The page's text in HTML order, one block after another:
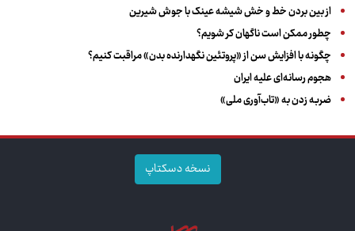
از بین بردن خط و خش شیشه عینک با جوش شیرین
چطور ممکن است ناگهان کر شویم؟
چگونه با افزایش سن از «پروتئین نگهدارنده بدن» مراقبت کنیم؟
هجوم رسانه‌ای علیه ایران
ضربه زدن به «تاب‌آوری ملی»
نسخه دسکتاپ